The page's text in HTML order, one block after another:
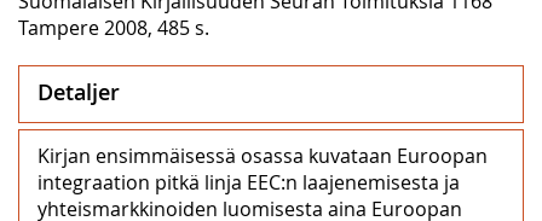
Tampere 2008, 485 s.
Detaljer
Kirjan ensimmäisessä osassa kuvataan Euroopan
integraation pitkä linja EEC:n laajenemisesta ja
yhteismarkkinoiden luomisesta aina Euroopan